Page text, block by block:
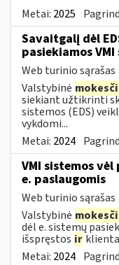
Metai: 2025
Savaitgalį dėl
pasiekiamos
Web turinio sąrašas
Valstybinė
siekiant užtikrinti
sistemos (EDS)
vykdomi...
Metai: 2024
VMI sistemos
e. paslaugomis
Web turinio sąrašas
Valstybinė
dėl e. sistemų
išspręstos ir
Metai: 2024